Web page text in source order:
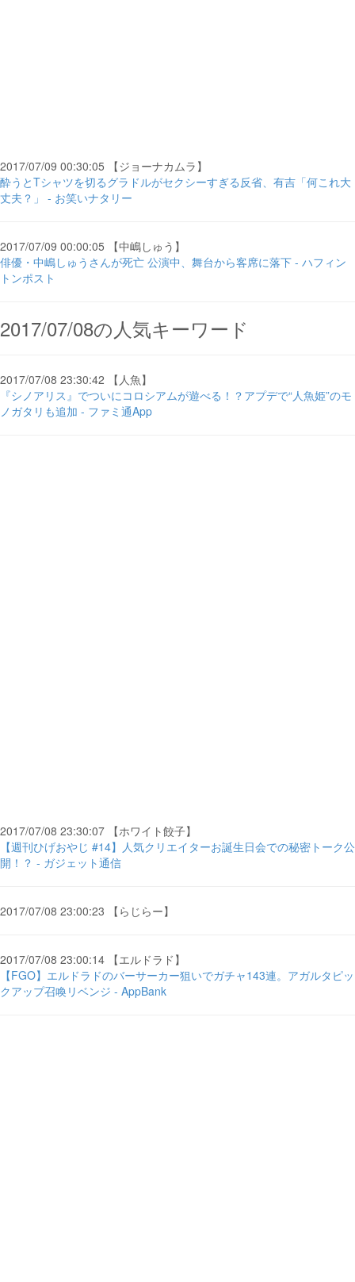
2017/07/09 00:30:05 【ジョーナカムラ】
酔うとTシャツを切るグラドルがセクシーすぎる反省、有吉「何これ大
丈夫？」 - お笑いナタリー
2017/07/09 00:00:05 【中嶋しゅう】
俳優・中嶋しゅうさんが死亡 公演中、舞台から客席に落下 - ハフィン
トンポスト
2017/07/08の人気キーワード
2017/07/08 23:30:42 【人魚】
『シノアリス』でついにコロシアムが遊べる！？アプデで“人魚姫”のモ
ノガタリも追加 - ファミ通App
2017/07/08 23:30:07 【ホワイト餃子】
【週刊ひげおやじ #14】人気クリエイターお誕生日会での秘密トーク公
開！？ - ガジェット通信
2017/07/08 23:00:23 【らじらー】
2017/07/08 23:00:14 【エルドラド】
【FGO】エルドラドのバーサーカー狙いでガチャ143連。アガルタピッ
クアップ召喚リベンジ - AppBank